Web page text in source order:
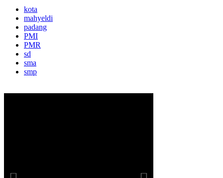
kota
mahyeldi
padang
PMI
PMR
sd
sma
smp